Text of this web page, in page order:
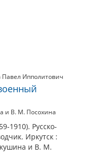
Павел Ипполитович
и В. М. Посохина
1910). Русско-
Иркутск :
и В. М.